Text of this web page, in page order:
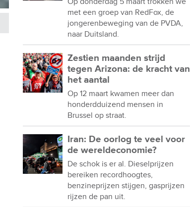
met een groep van RedFox, de
jongerenbeweging van de PVDA,
naar Duitsland.
Zestien maanden strijd
tegen Arizona: de kracht van
het aantal
Op 12 maart kwamen meer dan
honderdduizend mensen in
Brussel op straat.
Iran: De oorlog te veel voor
de wereldeconomie?
De schok is er al. Dieselprijzen
bereiken recordhoogtes,
benzineprijzen stijgen, gasprijzen
rijzen de pan uit.